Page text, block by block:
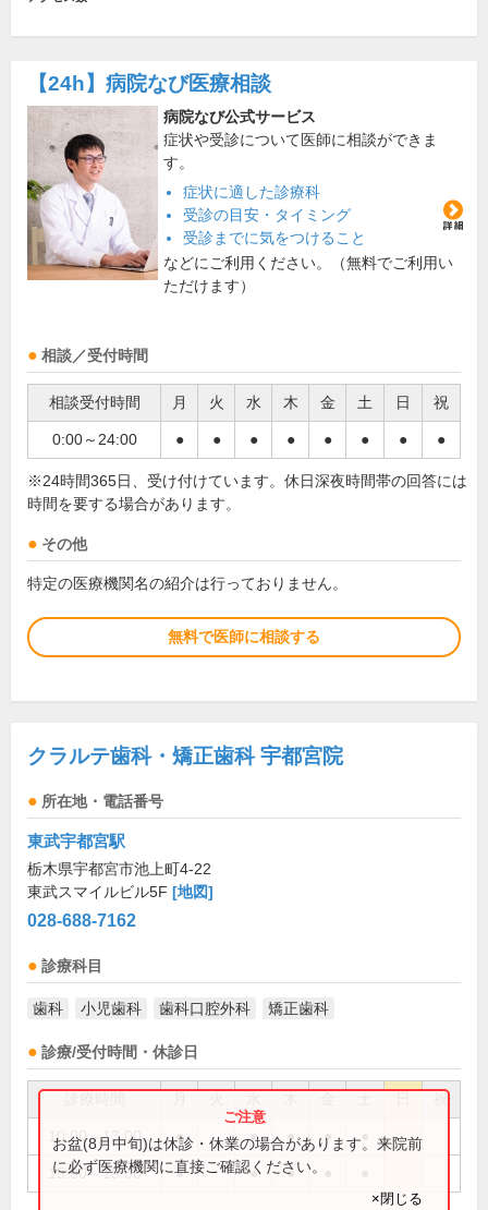
【24h】 病院なび医療相談
病院なび公式サービス
症状や受診について医師に相談ができま
す。
症状に適した診療科
受診の目安・タイミング
受診までに気をつけること
などにご利用ください。（無料でご利用い
ただけます）
相談／受付時間
相談受付時間 月 火 水 木 金 土 日 祝
0:00～24:00 ● ● ● ● ● ● ● ●
※24時間365日、受け付けています。休日深夜時間帯の回答には
時間を要する場合があります。
その他
特定の医療機関名の紹介は行っておりません。
無料で医師に相談する
クラルテ歯科・矯正歯科 宇都宮院
所在地・電話番号
東武宇都宮駅
栃木県宇都宮市池上町4-22
東武スマイルビル5F [地図]
028-688-7162
診療科目
歯科 小児歯科 歯科口腔外科 矯正歯科
診療/受付時間・休診日
祝
10:00～13:00 ● ● ● ●
15:00～19:00 ● ● ●
お盆(8月中旬)は休診・休業の場合があります。来院前
に必ず医療機関に直接ご確認ください。
×閉じる